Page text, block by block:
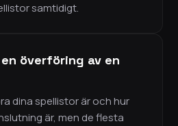
samtidigt.
överföring av en
dina spellistor är och hur
är, men de flesta